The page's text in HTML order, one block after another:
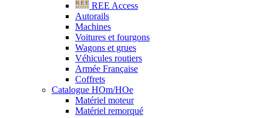
REE Access
Autorails
Machines
Voitures et fourgons
Wagons et grues
Véhicules routiers
Armée Française
Coffrets
Catalogue HOm/HOe
Matériel moteur
Matériel remorqué